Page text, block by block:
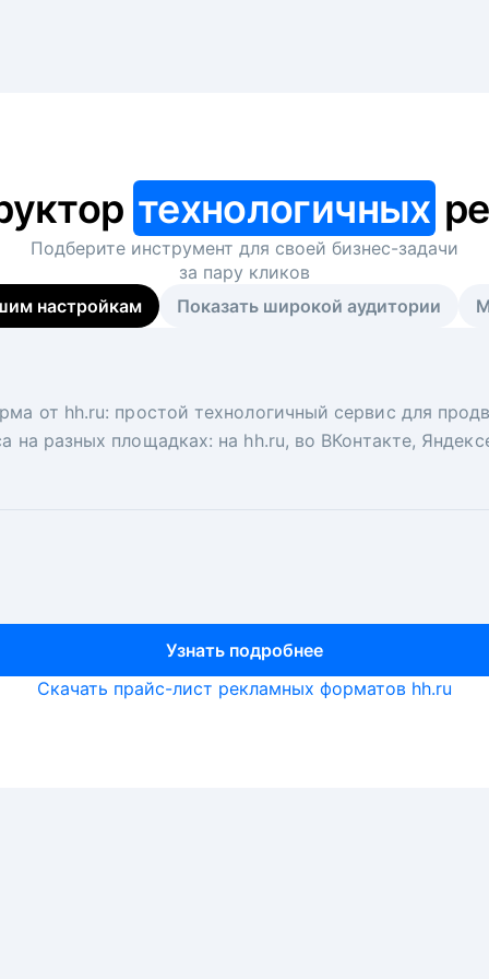
технологичных
Подберите инструмент для своей бизнес-задачи
за пару кликов
настройкам
Показать широкой аудитории
от hh.ru: простой технологичный сервис для
на разных площадках: на hh.ru, во ВКонтакте,
Узнать подробнее
вакансий на главной странице hh.ru.
ключ. Решите, сколько кандидатов и когда вам
рекрутеры и проектные менеджеры hh.ru с
Узнать подробнее
Скачать прайс-лист рекламных форматов hh.ru